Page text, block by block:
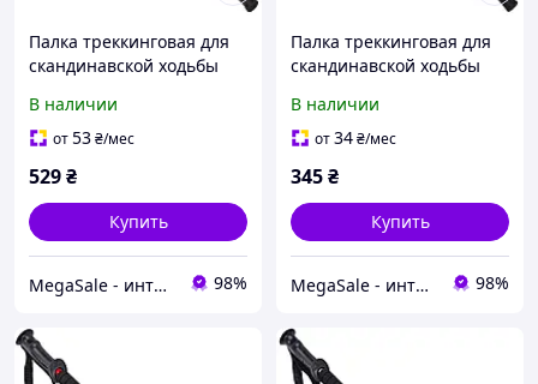
Палка треккинговая для
скандинавской ходьбы
65-135см Black-Red
В наличии
от53₴/мес
529₴
Купить
MegaSale - интернет-супермаркет 98%
Палка треккинговая для
скандинавской ходьбы
135см Black-Blue
В наличии
от34₴/мес
345₴
Купить
MegaSale - интернет-супермаркет 98%